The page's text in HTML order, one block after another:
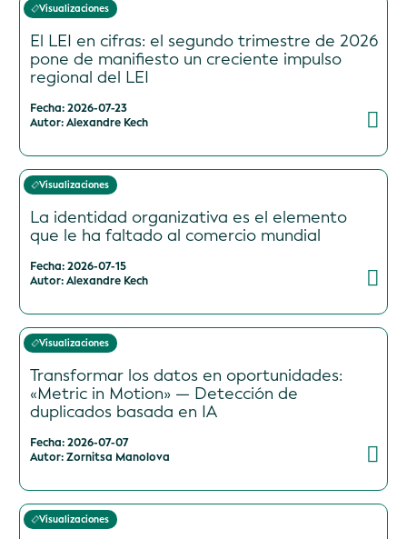
Visualizaciones
El LEI en cifras: el segundo trimestre de 2026
pone de manifiesto un creciente impulso
regional del LEI
Fecha: 2026-07-23
Autor: Alexandre Kech
Visualizaciones
La identidad organizativa es el elemento
que le ha faltado al comercio mundial
Fecha: 2026-07-15
Autor: Alexandre Kech
Visualizaciones
Transformar los datos en oportunidades:
«Metric in Motion» — Detección de
duplicados basada en IA
Fecha: 2026-07-07
Autor: Zornitsa Manolova
Visualizaciones